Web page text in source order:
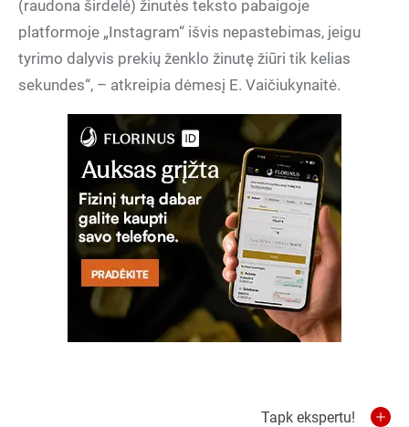
(raudona širdelė) žinutės teksto pabaigoje
platformoje „Instagram“ išvis nepastebimas, jeigu
tyrimo dalyvis prekių ženklo žinutę žiūri tik kelias
sekundes“, – atkreipia dėmesį E. Vaičiukynaitė.
Tapk ekspertu!